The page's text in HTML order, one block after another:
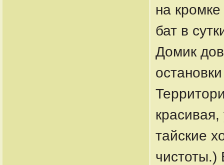
на
бат в
Домик
тайские
чистоты.)